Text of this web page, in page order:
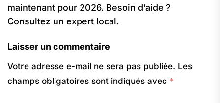
maintenant pour 2026. Besoin d’aide ?
Consultez un expert local.
Laisser un commentaire
Votre adresse e-mail ne sera pas publiée. Les
champs obligatoires sont indiqués avec *